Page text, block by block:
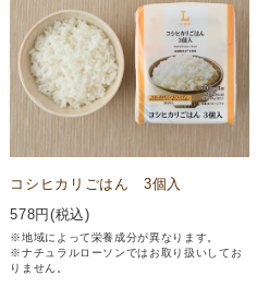
コシヒカリごはん 3個入
578円(税込)
※地域によって栄養成分が異なります。
※ナチュラルローソンではお取り扱いしてお
りません。